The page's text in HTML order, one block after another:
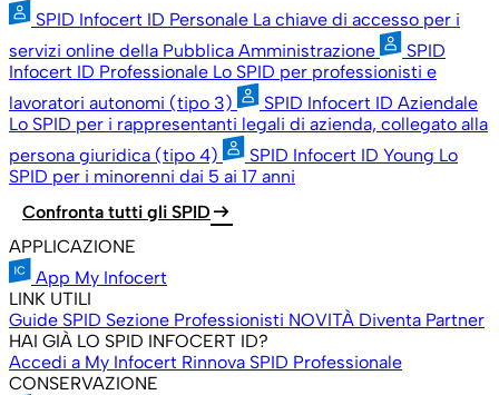
SPID Infocert ID Personale La chiave di accesso per i
servizi online della Pubblica Amministrazione
SPID
Infocert ID Professionale Lo SPID per professionisti e
lavoratori autonomi (tipo 3)
SPID Infocert ID Aziendale
Lo SPID per i rappresentanti legali di azienda, collegato alla
persona giuridica (tipo 4)
SPID Infocert ID Young Lo
SPID per i minorenni dai 5 ai 17 anni
Confronta tutti gli SPID arrow_right_alt
APPLICAZIONE
App My Infocert
LINK UTILI
Guide SPID Sezione Professionisti NOVITÀ Diventa Partner
HAI GIÀ LO SPID INFOCERT ID?
Accedi a My Infocert Rinnova SPID Professionale
CONSERVAZIONE